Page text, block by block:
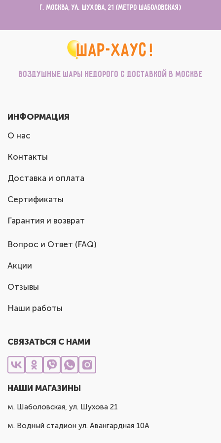
г. Москва, ул. Шухова, 21 (метро Шаболовская)
Воздушные шары недорого с доставкой в Москве
ИНФОРМАЦИЯ
О нас
Контакты
Доставка и оплата
Сертификаты
Гарантия и возврат
Вопрос и Ответ (FAQ)
Акции
Отзывы
Наши работы
СВЯЗАТЬСЯ С НАМИ
НАШИ МАГАЗИНЫ
м. Шаболовская, ул. Шухова 21
м. Водный стадион ул. Авангардная 10А